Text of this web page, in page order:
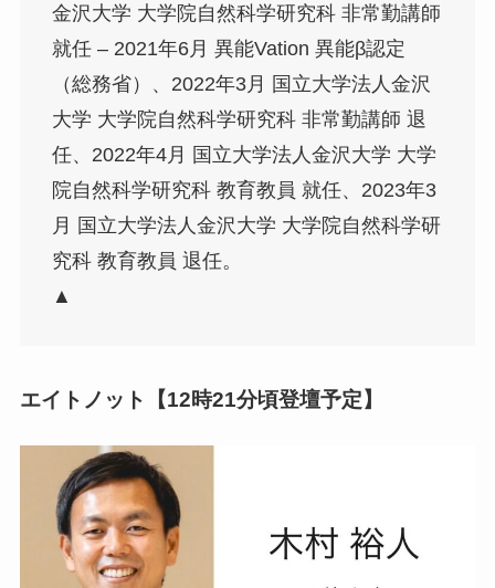
金沢大学 大学院自然科学研究科 非常勤講師
就任 – 2021年6月 異能Vation 異能β認定
（総務省）、2022年3月 国立大学法人金沢
大学 大学院自然科学研究科 非常勤講師 退
任、2022年4月 国立大学法人金沢大学 大学
院自然科学研究科 教育教員 就任、2023年3
月 国立大学法人金沢大学 大学院自然科学研
究科 教育教員 退任。
▲
エイトノット【12時21分頃登壇予定】